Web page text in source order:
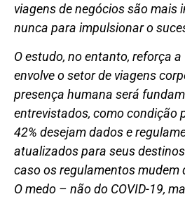
viagens de negócios são mais
nunca para impulsionar o
O estudo, no entanto, reforça
envolve o setor de viagens
presença humana será
entrevistados, como condição
42% desejam dados e
atualizados para seus
caso os regulamentos mudem
O medo – não do COVID-19,